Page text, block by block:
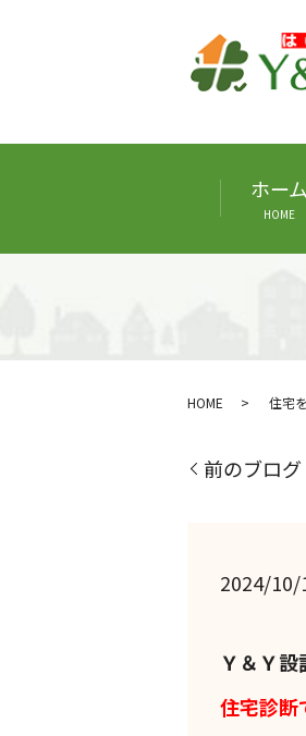
ホーム
HOME
HOME 住宅
前のブログ
2024/10/
Ｙ＆Ｙ
住宅診断